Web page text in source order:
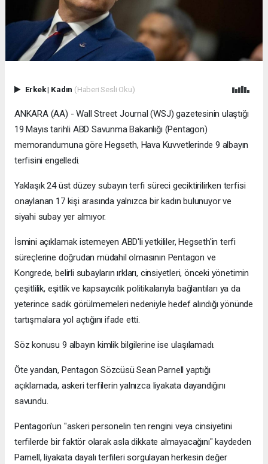
Erkek| Kadın (Haberi Sesli Oku)
ANKARA (AA) - Wall Street Journal (WSJ) gazetesinin ulaştığı
19 Mayıs tarihli ABD Savunma Bakanlığı (Pentagon)
memorandumuna göre Hegseth, Hava Kuvvetlerinde 9 albayın
terfisini engelledi.
Yaklaşık 24 üst düzey subayın terfi süreci geciktirilirken terfisi
onaylanan 17 kişi arasında yalnızca bir kadın bulunuyor ve
siyahi subay yer almıyor.
İsmini açıklamak istemeyen ABD'li yetkililer, Hegseth'in terfi
süreçlerine doğrudan müdahil olmasının Pentagon ve
Kongrede, belirli subayların ırkları, cinsiyetleri, önceki yönetimin
çeşitlilik, eşitlik ve kapsayıcılık politikalarıyla bağlantıları ya da
yeterince sadık görülmemeleri nedeniyle hedef alındığı yönünde
tartışmalara yol açtığını ifade etti.
Söz konusu 9 albayın kimlik bilgilerine ise ulaşılamadı.
Öte yandan, Pentagon Sözcüsü Sean Parnell yaptığı
açıklamada, askeri terfilerin yalnızca liyakata dayandığını
savundu.
Pentagon'un "askeri personelin ten rengini veya cinsiyetini
terfilerde bir faktör olarak asla dikkate almayacağını" kaydeden
Parnell, liyakata dayalı terfileri sorgulayan herkesin değer